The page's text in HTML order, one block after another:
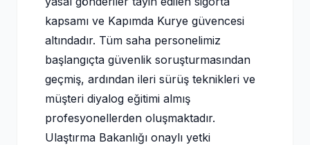
kapsamı ve Kapımda Kurye güvencesi
altındadır. Tüm saha personelimiz
başlangıçta güvenlik soruşturmasından
geçmiş, ardından ileri sürüş teknikleri ve
müşteri diyalog eğitimi almış
profesyonellerden oluşmaktadır.
Ulaştırma Bakanlığı onaylı yetki